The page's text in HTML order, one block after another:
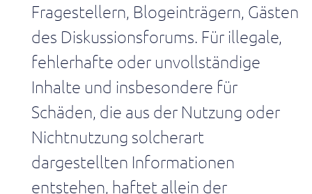
Steuerung
Verbesserung
Shopfloor
Alle
sehen
das
gleiche
Bild.
Alle
arbeiten
am
Fragestellern, Blogeinträgern, Gästen
des Diskussionsforums. Für illegale,
fehlerhafte oder unvollständige
Inhalte und insbesondere für
Schäden, die aus der Nutzung oder
Nichtnutzung solcherart
dargestellten Informationen
entstehen, haftet allein der